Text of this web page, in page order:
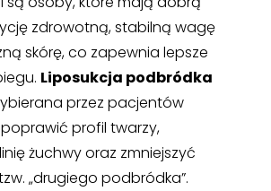
zdrowotną, stabilną wagę
skórę, co zapewnia lepsze
Liposukcja podbródka
przez pacjentów
profil twarzy,
żuchwy oraz zmniejszyć
„drugiego podbródka”.